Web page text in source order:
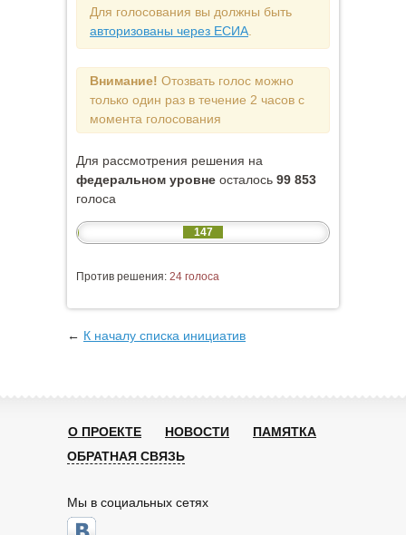
Для голосования вы должны быть
авторизованы через ЕСИА
Внимание! Отозвать голос можно
только один раз в течение 2 часов с
момента голосования
Для рассмотрения решения на
федеральном уровне осталось 99 853
голоса
147
Против решения: 24 голоса
← К началу списка инициатив
О ПРОЕКТЕ НОВОСТИ
ПАМЯТКА
ОБРАТНАЯ СВЯЗЬ
Мы в социальных сетях